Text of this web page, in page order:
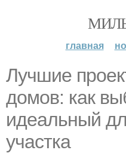
главная
Лучшие
домов: как
идеальный
участка